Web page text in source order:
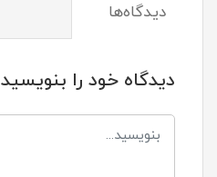
دیدگاه‌ها
دیدگاه خود را بنویسید